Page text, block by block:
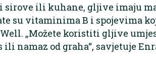
sirove ili kuhane, gljive imaju
su vitaminima B i spojevima
„Možete koristiti gljive
namaz od graha“, savjetuje